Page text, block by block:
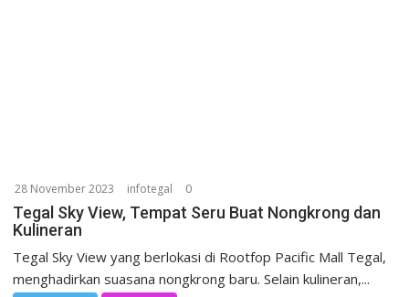
28 November 2023 infotegal 0
Tegal Sky View, Tempat Seru Buat Nongkrong dan
Kulineran
Tegal Sky View yang berlokasi di Rootfop Pacific Mall Tegal,
menghadirkan suasana nongkrong baru. Selain kulineran,...